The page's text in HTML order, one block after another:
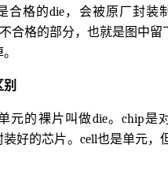
合格的die，会被原厂封装
合格的部分，也就是图中留
元的裸片叫做die。chip是
好的芯片。cell也是单元，